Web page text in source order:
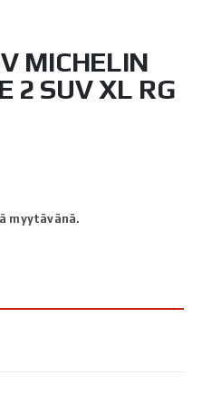
MICHELIN
2 SUV XL RG
myytävänä.